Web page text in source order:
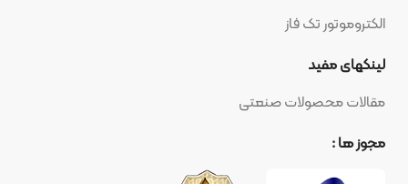
الکتروموتور تک فاز
لینکهای مفید
مقالات محصولات صنعتی
مجوز ها :